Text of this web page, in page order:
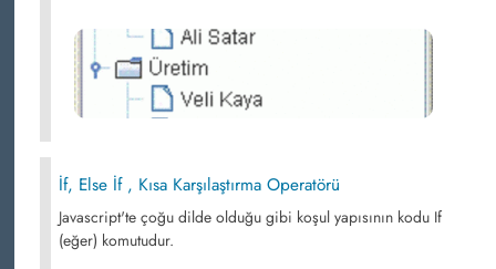
İf, Else İf , Kısa Karşılaştırma Operatörü
Javascript'te çoğu dilde olduğu gibi koşul yapısının kodu If
(eğer) komutudur.